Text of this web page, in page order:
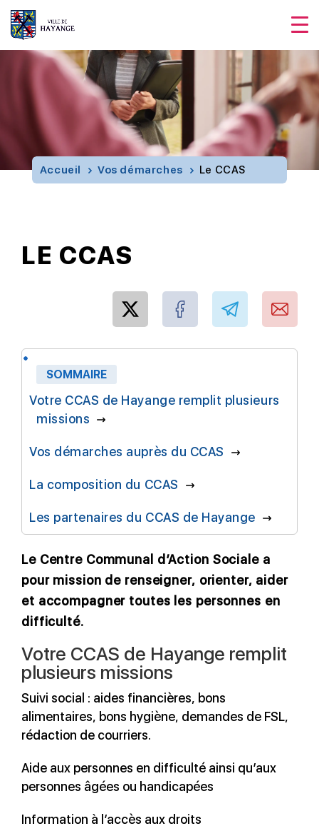
Accueil Vos démarches Le CCAS
LE CCAS
SOMMAIRE
Votre CCAS de Hayange remplit plusieurs
missions
Vos démarches auprès du CCAS
La composition du CCAS
Les partenaires du CCAS de Hayange
Le Centre Communal d’Action Sociale a
pour mission de renseigner, orienter, aider
et accompagner toutes les personnes en
difficulté.
Votre CCAS de Hayange remplit
plusieurs missions
Suivi social : aides financières, bons
alimentaires, bons hygiène, demandes de FSL,
rédaction de courriers.
Aide aux personnes en difficulté ainsi qu’aux
personnes âgées ou handicapées
Information à l’accès aux droits